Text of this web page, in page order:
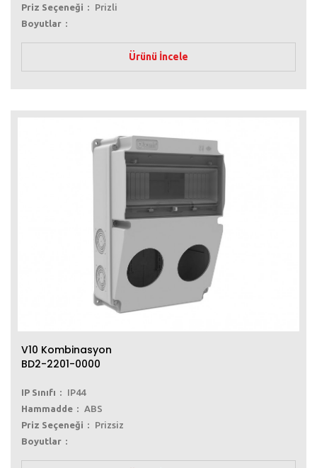
Priz Seçeneği
Prizli
Boyutlar
Ürünü İncele
V10 Kombinasyon
BD2-2201-0000
IP Sınıfı
IP44
Hammadde
ABS
Priz Seçeneği
Prizsiz
Boyutlar